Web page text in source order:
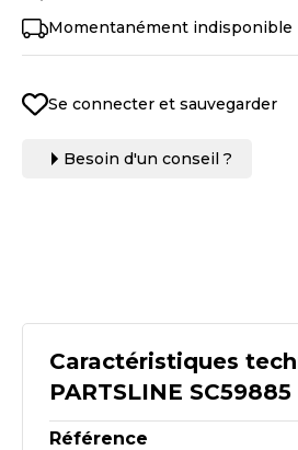
Caractéristiques
PARTSLINE SC59885
Référence
Momentanément indisponible
Se connecter et sauvegarder
Besoin d'un conseil ?